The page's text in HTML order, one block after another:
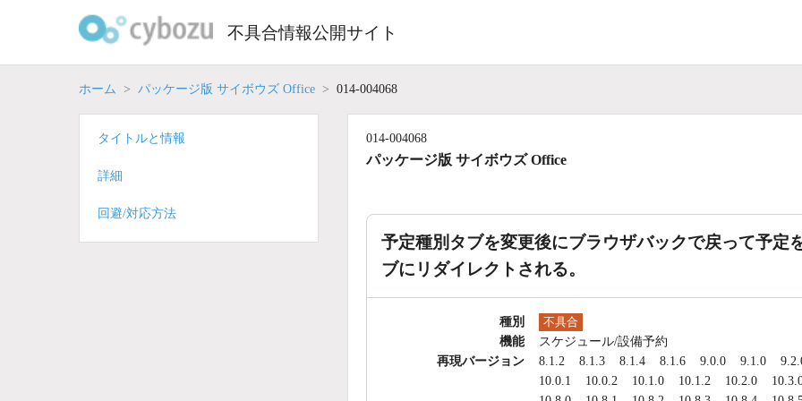
不具合情報公開サイト
ホーム パッケージ版 サイボウズ Office 014-004068
014-004068
パッケージ版 サイボウズ Office
予定種別タブを変更後にブラウザバックで戻って予定
ブにリダイレクトされる。
種別 不具合
機能
スケジュール/設備予約
再現バージョン
8.1.2 8.1.3 8.1.4 8.1.6 9.0.0 9.1.0
10.0.1
10.0.2 10.1.0 10.1.2 10.2.0
タイトルと情報
詳細
回避/対応方法